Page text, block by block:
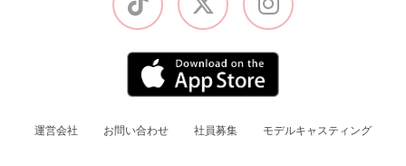
運営会社 お問い合わせ 社員募集 モデルキャスティング